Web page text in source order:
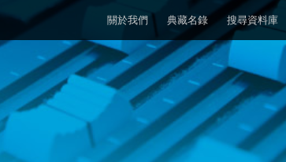
關於我們 典藏名錄 搜尋資料庫